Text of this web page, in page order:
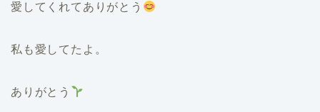
愛してくれてありがとう
私も愛してたよ。
ありがとう